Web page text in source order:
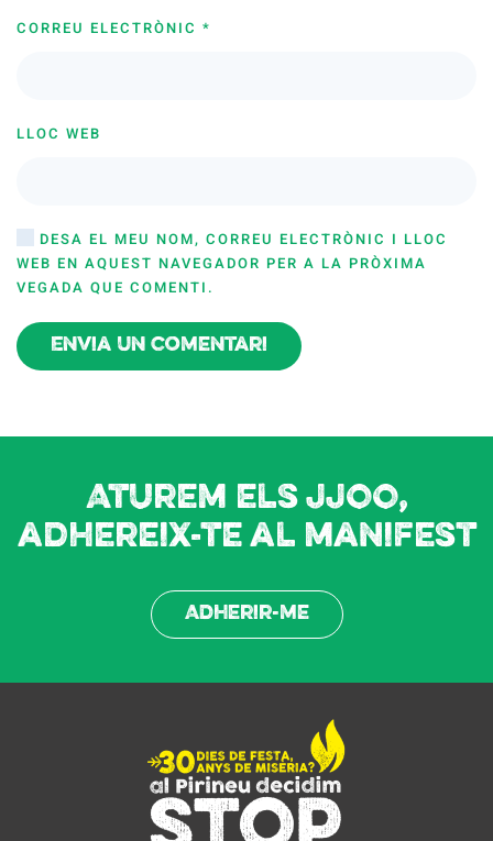
CORREU ELECTRÒNIC *
LLOC WEB
DESA EL MEU NOM, CORREU ELECTRÒNIC I LLOC
WEB EN AQUEST NAVEGADOR PER A LA PRÒXIMA
VEGADA QUE COMENTI.
Envia un comentari
Aturem els JJOO,
adhereix-te al manifest
Adherir-me